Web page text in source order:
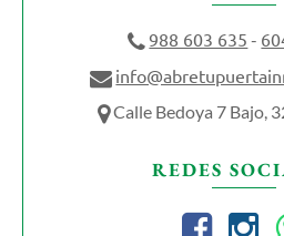
988 603 635 -
Calle Bedoya 7 Bajo,
REDES